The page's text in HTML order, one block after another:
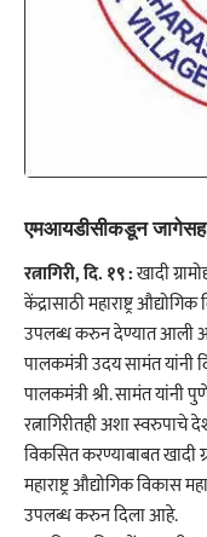
एमआयडीसीकडून जागेसह
रत्नागिरी, दि. १९ :खादी
केंद्रासाठी महाराष्ट्र
उपलब्ध करुन देण्यात आली
पालकमंत्री उदय सामंत यांनी
पालकमंत्री श्री. सामंत यांनी
रत्नागिरीतही अशा स्वरुपाचे
विकसित करण्याबाबत खादी
महाराष्ट्र औद्योगिक
उपलब्ध करुन दिला आहे.